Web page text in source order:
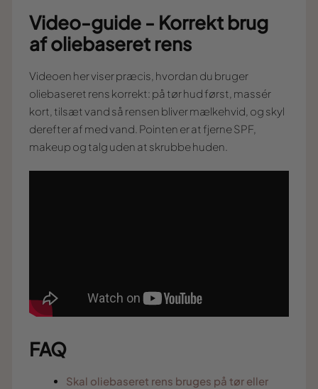
Video-guide - Korrekt brug
af oliebaseret rens
Videoen her viser præcis, hvordan du bruger
oliebaseret rens korrekt: på tør hud først, massér
kort, tilsæt vand så rensen bliver mælkehvid, og skyl
derefter af med vand. Pointen er at fjerne SPF,
makeup og talg uden at skrubbe huden.
FAQ
Skal oliebaseret rens bruges på tør eller